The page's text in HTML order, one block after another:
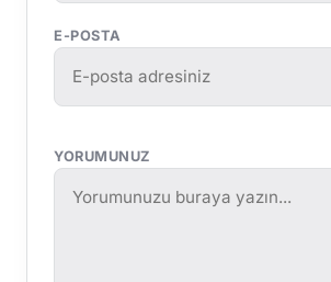
E-POSTA
YORUMUNUZ